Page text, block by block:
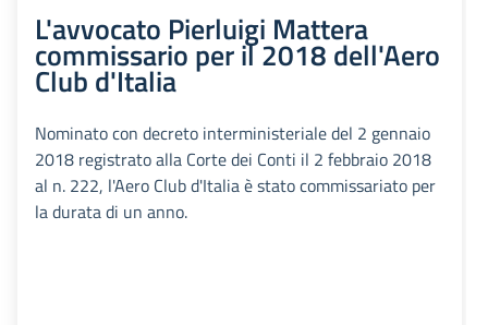
L'avvocato Pierluigi Mattera
commissario per il 2018 dell'Aero
Club d'Italia
Nominato con decreto interministeriale del 2 gennaio
2018 registrato alla Corte dei Conti il 2 febbraio 2018
al n. 222, l'Aero Club d'Italia è stato commissariato per
la durata di un anno.